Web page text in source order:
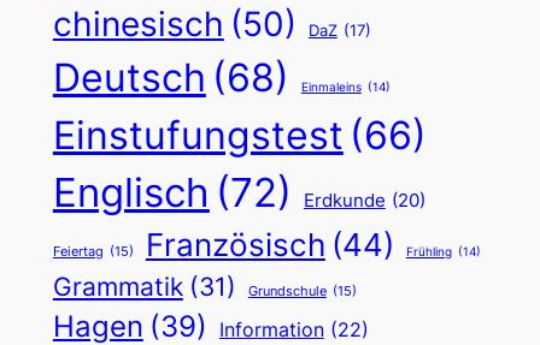
chinesisch (50) DaZ (17)
Deutsch (68) Einmaleins (14)
Einstufungstest (66)
Englisch (72) Erdkunde (20)
Feiertag (15) Französisch (44) Frühling (14)
Grammatik (31) Grundschule (15)
Hagen (39) Information (22)